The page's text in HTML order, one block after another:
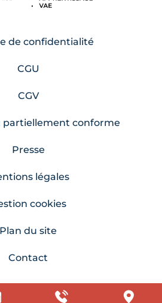
de confidentialité
CGU
CGV
partiellement conforme
Presse
légales
cookies
Plan du site
Contact